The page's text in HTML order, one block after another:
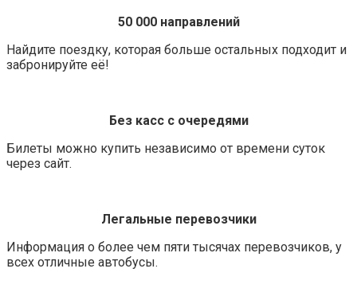
50 000 направлений
Найдите поездку, которая больше остальных подходит и
забронируйте её!
Без касс с очередями
Билеты можно купить независимо от времени суток
через сайт.
Легальные перевозчики
Информация о более чем пяти тысячах перевозчиков, у
всех отличные автобусы.